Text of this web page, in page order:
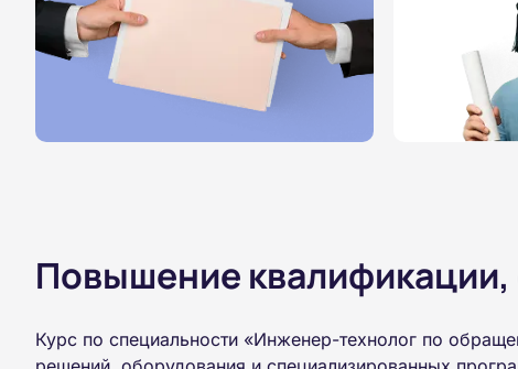
Повышение квалификации,
Курс по специальности «Инженер-технолог по